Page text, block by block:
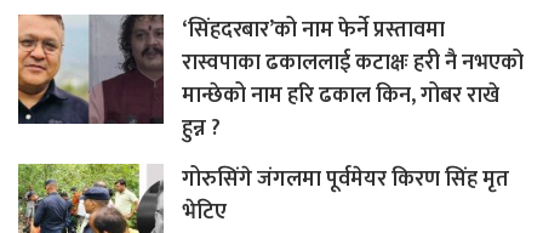
‘सिंहदरबार’को नाम फेर्ने प्रस्तावमा
रास्वपाका ढकाललाई कटाक्षः हरी नै नभएको
मान्छेको नाम हरि ढकाल किन, गोबर राखे
हुन्न ?
गोरुसिंगे जंगलमा पूर्वमेयर किरण सिंह मृत
भेटिए